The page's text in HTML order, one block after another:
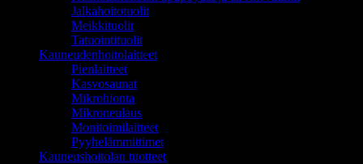
Jalkahoitotuolit
Meikkituolit
Tatuointituolit
Kauneudenhoitolaitteet
Pienlaitteet
Kasvosaunat
Mikrohionta
Mikroneulaus
Monitoimilaitteet
Pyyhelämmittimet
Kauneushoitolan tuotteet